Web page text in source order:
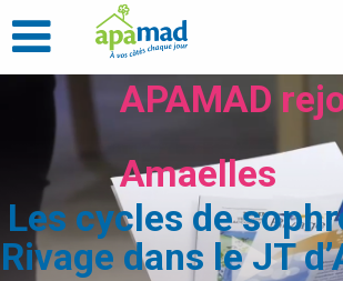
APAMAD
Amaelles
Les cycles de
Rivage dans le JT